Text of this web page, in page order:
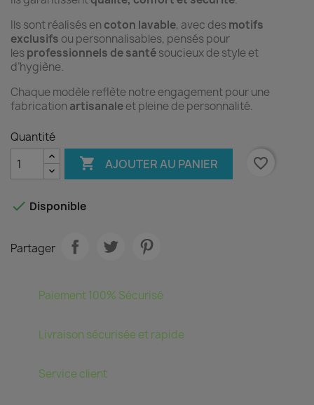
Ils sont réalisés en coton lavable, avec desmotifs
exclusifs ou personnalisables, pensés pour
lesprofessionnels de santésoucieux de style et
d’hygiène.
Chaque modèle reflète notre engagement pour une
fabrication artisanaleet pleine de personnalité.
Quantité
 AJOUTER AU PANIER favorite_border
 Disponible
Partager
Paiement 100% Sécurisé
Livraison sécurisée et rapide
Service client